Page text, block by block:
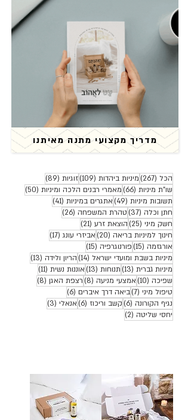
משקולות נרתיק ומשקולת
מדריך מקצועי מתנה מאיתנו
הכל (267) 267 פוסטים
מיניות ביהדות (109) 109 פוסטים
זוגיות (89)
89 פוסטים
שו"ת מיניות (66) 66 פוסטים
מאמרי רבנים הלכה ומיניות (50)
50 פוסטים
תשובות מיניות (49) 49 פוסטים
אתגרים במיניות (41)
41 פוסטים
חתן וכלה (37) 37 פוסטים
טהרת המשפחה (26)
26 פוסטים
חשק מיני (25) 25 פוסטים
הוצאת זרע (21)
21 פוסטים
חינוך למיניות בריאה (20) 20 פוסטים
אביזרי עונג (17)
17 פוסטים
אורגזמה (15) 15 פוסטיםפורנוגרפיה (15)
15 פוסטים
מיניות בשבת ומועדי ישראל (14) 14 פוסטיםהריון ולידה (13)
13 פוסטים
מיניות גברית (13) 13 פוסטיםתנוחות (13) 13 פוסטיםאוננות נשית (11)
11 פוסטים
שפיכה (10) 10 פוסטיםאמצעי מניעה (8) 8 פוסטיםרצפת האגן (8)
8 פוסטים
טיפול מיני (7) 7 פוסטיםביאה דרך איברים (6)
6 פוסטים
נגיף הקורונה (6) 6 פוסטיםקשב וריכוז (6) 6 פוסטיםאנאלי (3)
3 פוסטים
יחסי שליטה (2) 2 פוסטים